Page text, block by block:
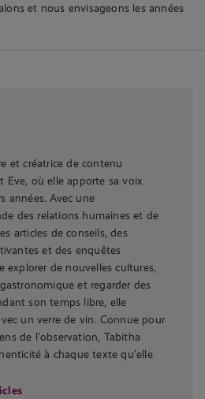
et nous envisageons les années
et créatrice de contenu
Eve, où elle apporte sa voix
années. Avec une
des relations humaines et de
articles de conseils, des
et des enquêtes
explorer de nouvelles cultures,
et regarder des
son temps libre, elle
un verre de vin. Connue pour
de l’observation, Tabitha
à chaque texte qu’elle